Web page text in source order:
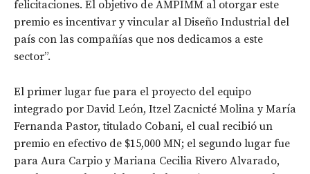
felicitaciones. El objetivo de AMPIMM al otorgar este
premio es incentivar y vincular al Diseño Industrial del
país con las compañías que nos dedicamos a este
sector”.
El primer lugar fue para el proyecto del equipo
integrado por David León, Itzel Zacnicté Molina y María
Fernanda Pastor, titulado Cobani, el cual recibió un
premio en efectivo de $15,000 MN; el segundo lugar fue
para Aura Carpio y Mariana Cecilia Rivero Alvarado,